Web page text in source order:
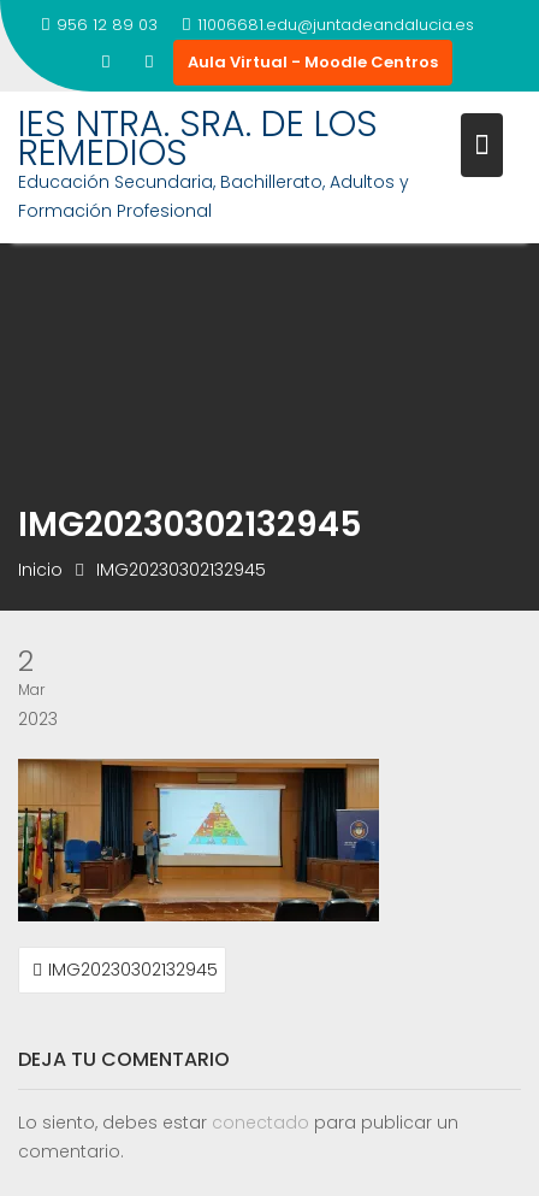
956 12 89 03
11006681.edu@juntadeandalucia.es
Aula Virtual - Moodle Centros
IES NTRA. SRA. DE LOS
REMEDIOS
Educación Secundaria, Bachillerato, Adultos y
Formación Profesional
IMG20230302132945
Inicio IMG20230302132945
2
Mar
2023
NAVEGACIÓN
DEIMG20230302132945
DEJA TU COMENTARIO
Lo siento, debes estar conectado para publicar un
comentario.